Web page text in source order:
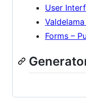
User
Forms –